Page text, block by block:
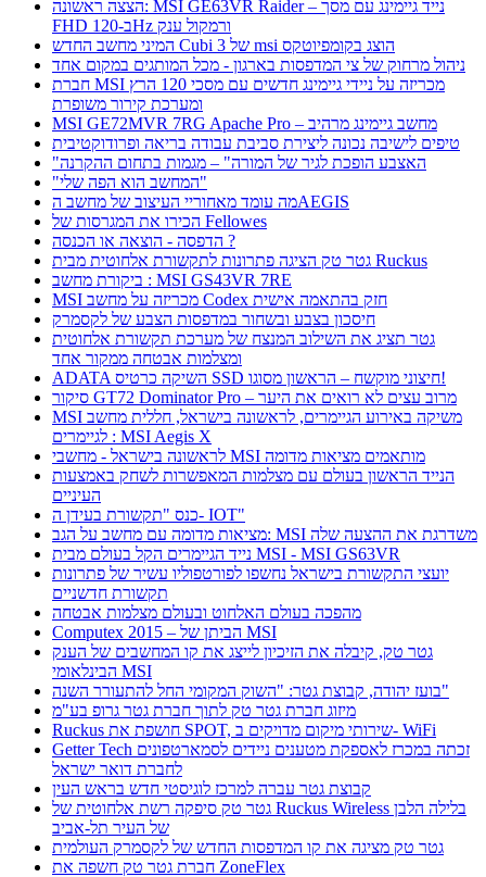
הצצה ראשונה: MSI GE63VR Raider – נייד גיימינג עם מסך
FHD ב-120Hz ורמקול ענק
המיני מחשב החדש Cubi 3 של msi הוצג בקומפיוטקס
ניהול מרחוק של צי המדפסות בארגון - מכל המותגים במקום אחד
חברת MSI מכריזה על ניידי גיימינג חדשים עם מסכי 120 הרץ
ומערכת קירור משופרת
MSI GE72MVR 7RG Apache Pro – מחשב גיימינג מרהיב
טיפים לישיבה נכונה ליצירת סביבת עבודה בריאה ופרודוקטיבית
"האצבע הופכת לגיר של המורה" – מגמות בתחום ההקרנה
"המחשב הוא הפה שלי"
מה עומד מאחוריי העיצוב של מחשב הAEGIS
הכירו את המגרסות של Fellowes
הדפסה - הוצאה או הכנסה ?
גטר טק הציגה פתרונות לתקשורת אלחוטית מבית Ruckus
ביקורת מחשב : MSI GS43VR 7RE
MSI מכריזה על מחשב Codex חזק בהתאמה אישית
חיסכון בצבע ובשחור במדפסות הצבע של לקסמרק
גטר תציג את השילוב המנצח של מערכת תקשורת אלחוטית
ומצלמות אבטחה ממקור אחד
ADATA השיקה כרטיס SSD חיצוני מוקשח – הראשון מסוגו!
סיקור GT72 Dominator Pro – מרוב עצים לא רואים את היער
MSI משיקה באירוע הגיימרים, לראשונה בישראל, חללית מחשב
לגיימרים : MSI Aegis X
לראשונה בישראל - מחשבי MSI מותאמים מציאות מדומה
הנייד הראשון בעולם עם מצלמות המאפשרות לשחק באמצעות
העיניים
כנס "תקשורת בעידן ה- IOT"
מציאות מדומה עם מחשב על הגב: MSI משדרגת את ההצעה שלה
נייד הגיימרים הקל בעולם מבית MSI - MSI GS63VR
יועצי התקשורת בישראל נחשפו לפורטפוליו עשיר של פתרונות
תקשורת חדשניים
מהפכה בעולם האלחוט ובעולם מצלמות אבטחה
Computex 2015 – הביתן של MSI
גטר טק, קיבלה את הזיכיון לייצג את קו המחשבים של הענק
הבינלאומי MSI
בועז יהודה, קבוצת גטר: "השוק המקומי החל להתעורר השנה"
מיזוג חברת גטר טק לתוך חברת גטר גרופ בע"מ
Ruckus חושפת את SPOT, שירותי מיקום מדויקים ב- WiFi
Getter Tech זכתה במכרז לאספקת מטענים ניידים לסמארטפונים
לחברת דואר ישראל
קבוצת גטר עברה למרכז לוגיסטי חדש בראש העין
גטר טק סיפקה רשת אלחוטית של Ruckus Wireless בלילה הלבן
של העיר תל-אביב
גטר טק מציגה את קו המדפסות החדש של לקסמרק העולמית
חברת גטר טק חשפה את ZoneFlex